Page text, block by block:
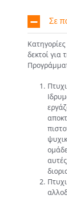
Σε
δεκτοί